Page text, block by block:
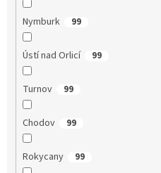
Nymburk 99
Ústí nad Orlicí 99
Turnov 99
Chodov 99
Rokycany 99